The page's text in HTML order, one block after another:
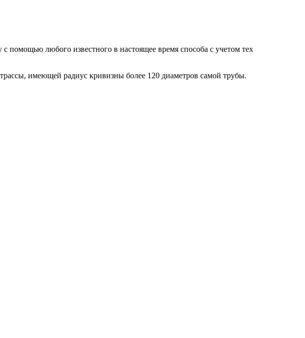
помощью любого известного в настоящее время способа с учетом тех
имеющей радиус кривизны более 120 диаметров самой трубы.